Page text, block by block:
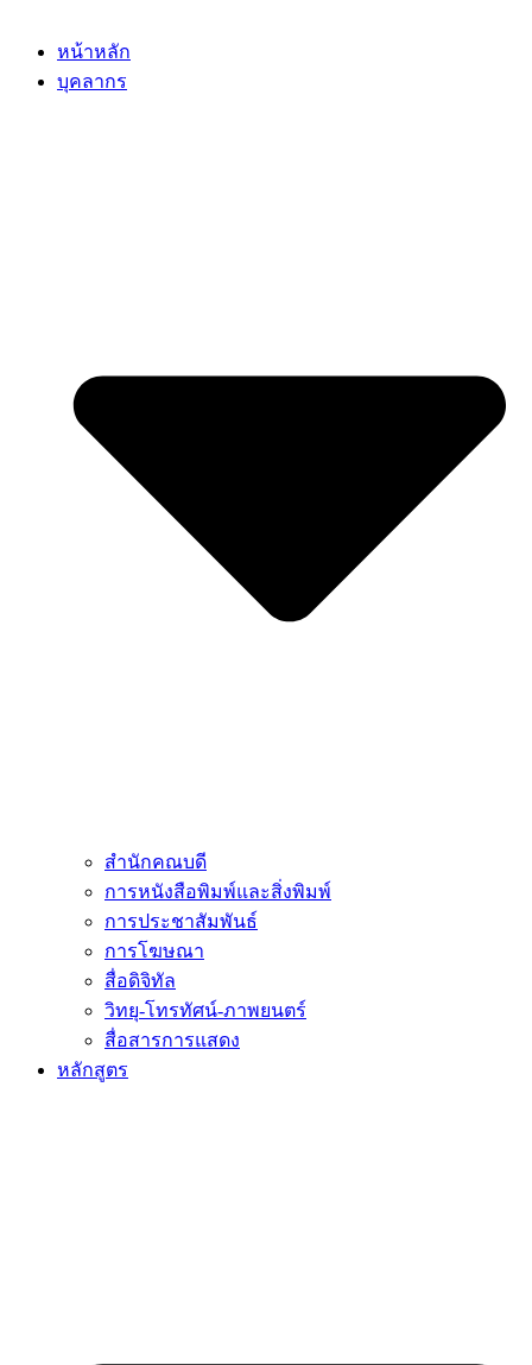
หน้าหลัก
บุคลากร
สำนักคณบดี
การหนังสือพิมพ์และสิ่งพิมพ์
การประชาสัมพันธ์
การโฆษณา
สื่อดิจิทัล
วิทยุ-โทรทัศน์-ภาพยนตร์
สื่อสารการแสดง
หลักสูตร